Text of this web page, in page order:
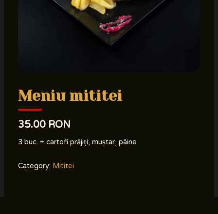
Meniu mititei
35.00 RON
3 buc. + cartofi prăjiți, muștar, pâine
Category: Mititei